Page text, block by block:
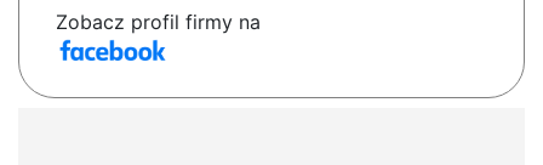
Zobacz profil firmy na